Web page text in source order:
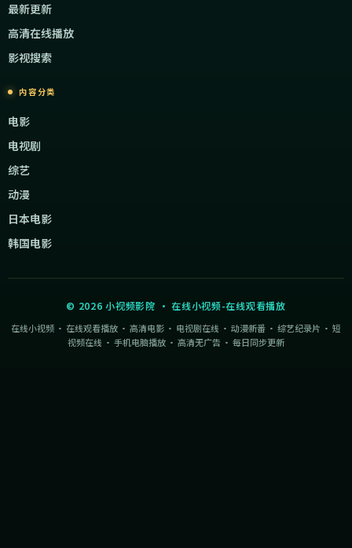
最新更新
高清在线播放
影视搜索
内容分类
电影
电视剧
综艺
动漫
日本电影
韩国电影
© 2026 小视频影院 ·在线小视频-在线观看播放
在线小视频 · 在线观看播放 · 高清电影 · 电视剧在线 · 动漫新番 · 综艺纪录片 · 短
视频在线 · 手机电脑播放 · 高清无广告 · 每日同步更新